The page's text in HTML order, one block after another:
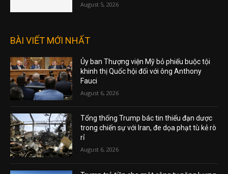
August 5, 2026
BÀI VIẾT MỚI NHẤT
Ủy ban Thượng viện Mỹ bỏ phiếu buộc tội
khinh thị Quốc hội đối với ông Anthony
Fauci
August 6, 2026
Tổng thống Trump bác tin thiếu đạn dược
trong chiến sự với Iran, đe dọa phạt tù kẻ rò
rỉ
August 6, 2026